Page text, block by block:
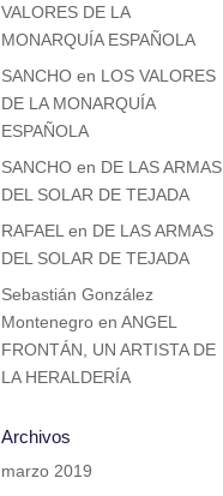
VALORES DE LA
MONARQUÍA ESPAÑOLA
SANCHO en LOS VALORES
DE LA MONARQUÍA
ESPAÑOLA
SANCHO en DE LAS ARMAS
DEL SOLAR DE TEJADA
RAFAEL en DE LAS ARMAS
DEL SOLAR DE TEJADA
Sebastián González
Montenegro enANGEL
FRONTÁN, UN ARTISTA DE
LA HERALDERÍA
Archivos
marzo 2019